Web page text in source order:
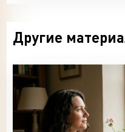
Другие